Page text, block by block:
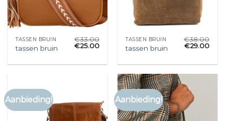
TASSEN BRUIN
tassen bruin
€33.00
€25.00
TASSEN BRUIN
tassen bruin
€38.00
€29.00
Aanbieding! Aanbieding!